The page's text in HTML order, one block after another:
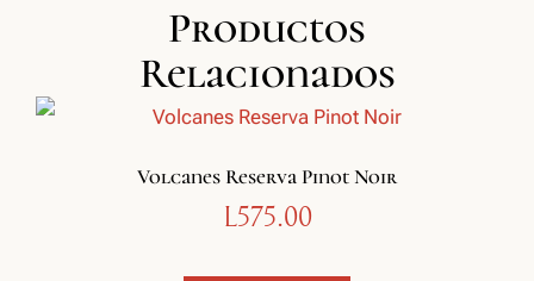
Productos
Relacionados
Volcanes Reserva Pinot Noir
L575.00